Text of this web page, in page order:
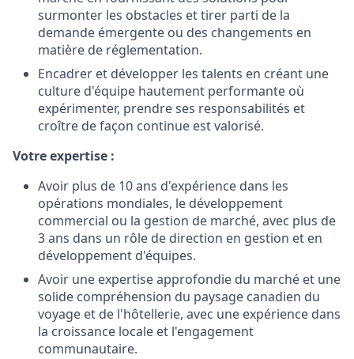
surmonter les obstacles et tirer parti de la
demande émergente ou des changements en
matière de réglementation.
Encadrer et développer les talents en créant une
culture d'équipe hautement performante où
expérimenter, prendre ses responsabilités et
croître de façon continue est valorisé.
Votre expertise :
Avoir plus de 10 ans d'expérience dans les
opérations mondiales, le développement
commercial ou la gestion de marché, avec plus de
3 ans dans un rôle de direction en gestion et en
développement d'équipes.
Avoir une expertise approfondie du marché et une
solide compréhension du paysage canadien du
voyage et de l'hôtellerie, avec une expérience dans
la croissance locale et l'engagement
communautaire.